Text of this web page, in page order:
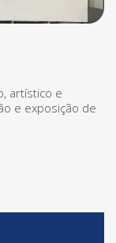
artístico e
e exposição de